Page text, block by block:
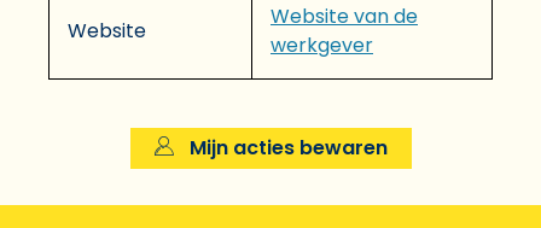
Website
Website van de
werkgever
Mijn acties bewaren